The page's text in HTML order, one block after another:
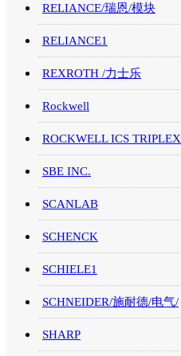
RELIANCE/瑞恩/模块
RELIANCE1
REXROTH /力士乐
Rockwell
ROCKWELL ICS TRIPLEX
SBE INC.
SCANLAB
SCHENCK
SCHIELE1
SCHNEIDER/施耐德/电气/
SHARP